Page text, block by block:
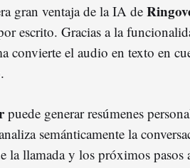
gran ventaja de la IA de
escrito. Gracias a la
convierte el audio en texto en
puede generar resúmenes
semánticamente la
la llamada y los próximos pasos